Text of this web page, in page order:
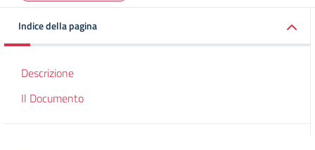
Indice della pagina
Descrizione
Il Documento